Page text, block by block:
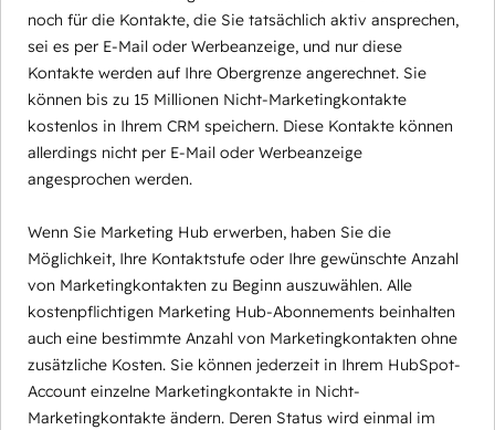
noch für die Kontakte, die Sie tatsächlich aktiv ansprechen,
sei es per E-Mail oder Werbeanzeige, und nur diese
Kontakte werden auf Ihre Obergrenze angerechnet. Sie
können bis zu 15 Millionen Nicht-Marketingkontakte
kostenlos in Ihrem CRM speichern. Diese Kontakte können
allerdings nicht per E-Mail oder Werbeanzeige
angesprochen werden.
Wenn Sie Marketing Hub erwerben, haben Sie die
Möglichkeit, Ihre Kontaktstufe oder Ihre gewünschte Anzahl
von Marketingkontakten zu Beginn auszuwählen. Alle
kostenpflichtigen Marketing Hub-Abonnements beinhalten
auch eine bestimmte Anzahl von Marketingkontakten ohne
zusätzliche Kosten. Sie können jederzeit in Ihrem HubSpot-
Account einzelne Marketingkontakte in Nicht-
Marketingkontakte ändern. Deren Status wird einmal im